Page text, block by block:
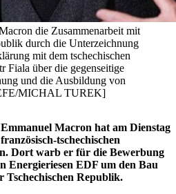
die Zusammenarbeit mit
durch die Unterzeichnung
mit dem tschechischen
Fiala über die gegenseitige
und die Ausbildung von
MICHAL TUREK]
Macron hat am Dienstag
tschechischen
Dort warb er für die Bewerbung
Energieriesen EDF um den Bau
Tschechischen Republik.